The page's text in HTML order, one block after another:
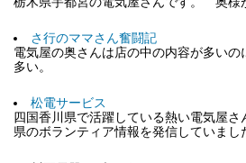
さ行のママさん奮闘記
電気屋の奥さんは店の中の内容が多い
多い。
松電サービス
四国香川県で活躍している熱い電気屋さ
県のボランティア情報を発信していまし